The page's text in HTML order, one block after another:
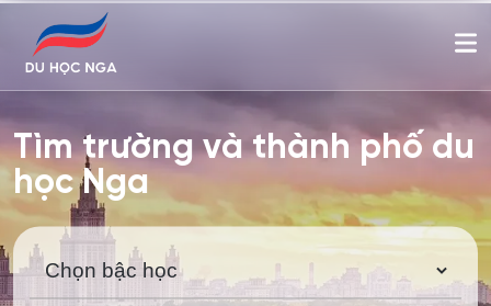
Tìm trường và thành phố du
học Nga